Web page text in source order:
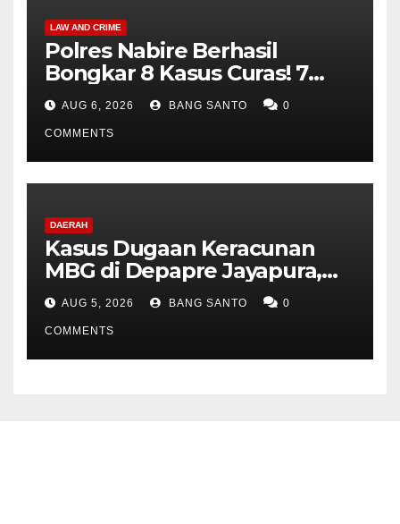
LAW AND CRIME
Polres Nabire Berhasil
Bongkar 8 Kasus Curas! 7
Pelaku Ditangkap, 62 Motor
Kembali Diamankan
AUG 6, 2026 BANG SANTO 0
COMMENTS
DAERAH
Kasus Dugaan Keracunan
MBG di Depapre Jayapura,
Aktivis Papua Minta
Operasional Dapur
Dihentikan & Evaluasi
Menyeluruh
AUG 5, 2026 BANG SANTO 0
COMMENTS